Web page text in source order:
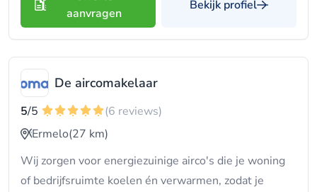
aanvragen
Bekijk profiel
De aircomakelaar
5/5
(6 reviews)
Ermelo(27 km)
Wij zorgen voor energiezuinige airco's die je woning
of bedrijfsruimte koelen én verwarmen, zodat je